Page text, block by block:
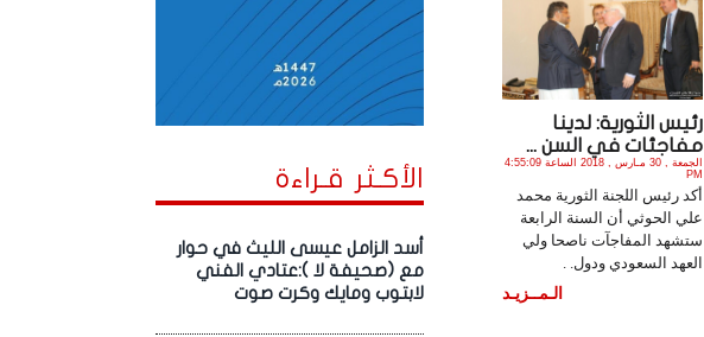
الأكـثر قـراءة
أسد الزامل عيسى الليث في حوار
مع (صحيفة لا ):عتادي الفني
لابتوب ومايك وكرت صوت
رئيس الثورية: لدينا
مفاجئات في السن ...
الجمعة , 30 مـارس , 2018 الساعة 4:55:09
PM
أكد رئيس اللجنة الثورية محمد
علي الحوثي أن السنة الرابعة
ستشهد المفاجآت ناصحا ولي
العهد السعودي ودول. .
الـمــزيـد